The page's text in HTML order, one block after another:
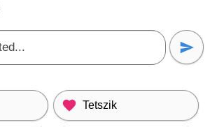
Tetszik